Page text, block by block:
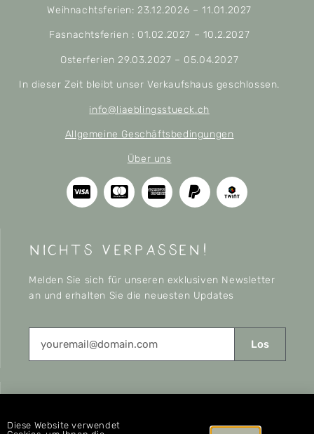
Weihnachtsferien: 23.12.2026 – 11.01.2027
Fasnachtsferien : 01.02.2027 – 10.2.2027
Osterferien 29.03.2027 – 05.04.2027
In dieser Zeit bleibt unser Verkaufshaus geschlossen.
info@liaeblingsstueck.ch
Allgemeine Geschäftsbedingungen
Über uns
nichts verpassen!
Melden Sie sich für unseren exklusiven Newsletter
an und erhalten Sie die neuesten Updates
Los
CONNECT
Diese Website verwendet